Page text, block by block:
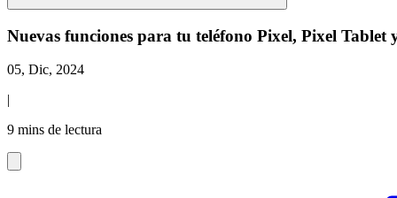
Nuevas funciones para tu teléfono Pixel, Pixel Tablet
05, Dic, 2024
|
9 mins de lectura